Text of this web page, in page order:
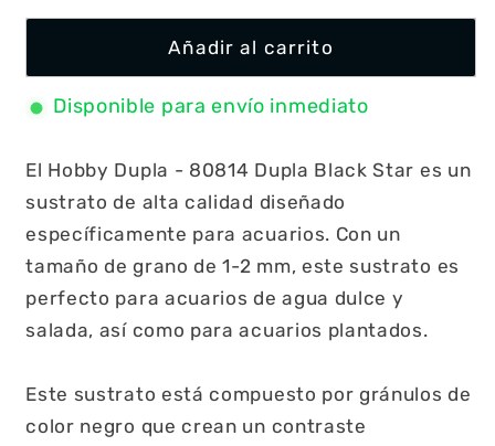
Añadir al carrito
Disponible para envío inmediato
El Hobby Dupla - 80814 Dupla Black Star es un
sustrato de alta calidad diseñado
específicamente para acuarios. Con un
tamaño de grano de 1-2 mm, este sustrato es
perfecto para acuarios de agua dulce y
salada, así como para acuarios plantados.
Este sustrato está compuesto por gránulos de
color negro que crean un contraste